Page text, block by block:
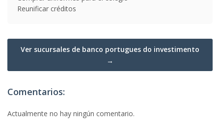
Reunificar créditos
Ver sucursales de banco portugues do investimento
→
Comentarios:
Actualmente no hay ningún comentario.